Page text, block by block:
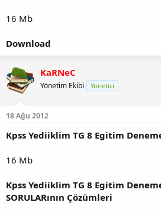
16 Mb
Download
KaRNeC
Yönetim Ekibi Yönetici
18 Ağu 2012
Kpss Yediiklim TG 8 Egitim
16 Mb
Kpss Yediiklim TG 8 Egitim
SORULARının Çözümleri